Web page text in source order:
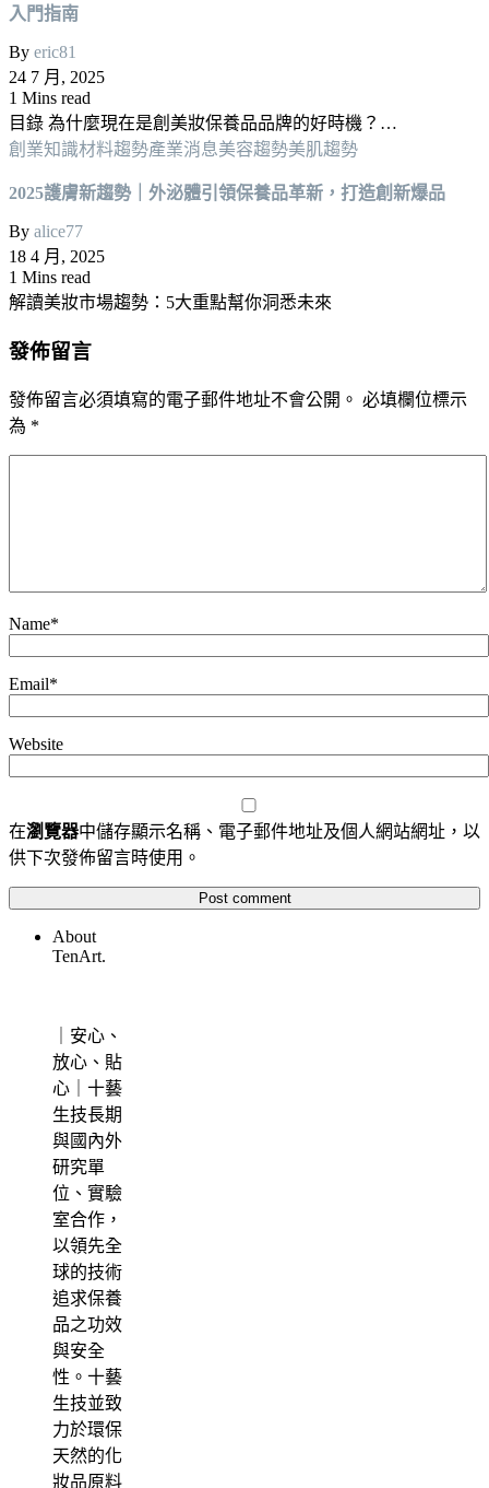
入門指南
By eric81
24 7 月, 2025
1 Mins read
目錄 為什麼現在是創美妝保養品品牌的好時機？…
創業知識材料趨勢產業消息美容趨勢美肌趨勢
2025護膚新趨勢｜外泌體引領保養品革新，打造創新爆品
By alice77
18 4 月, 2025
1 Mins read
解讀美妝市場趨勢：5大重點幫你洞悉未來
發佈留言
發佈留言必須填寫的電子郵件地址不會公開。 必填欄位標示
為 *
Name*
Email*
Website
在瀏覽器中儲存顯示名稱、電子郵件地址及個人網站網址，以
供下次發佈留言時使用。
About
TenArt.
｜安心、
放心、貼
心｜十藝
生技長期
與國內外
研究單
位、實驗
室合作，
以領先全
球的技術
追求保養
品之功效
與安全
性。十藝
生技並致
力於環保
天然的化
妝品原料